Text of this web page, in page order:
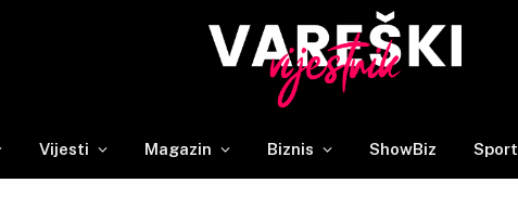
Vijesti Magazin Biznis ShowBiz Sport